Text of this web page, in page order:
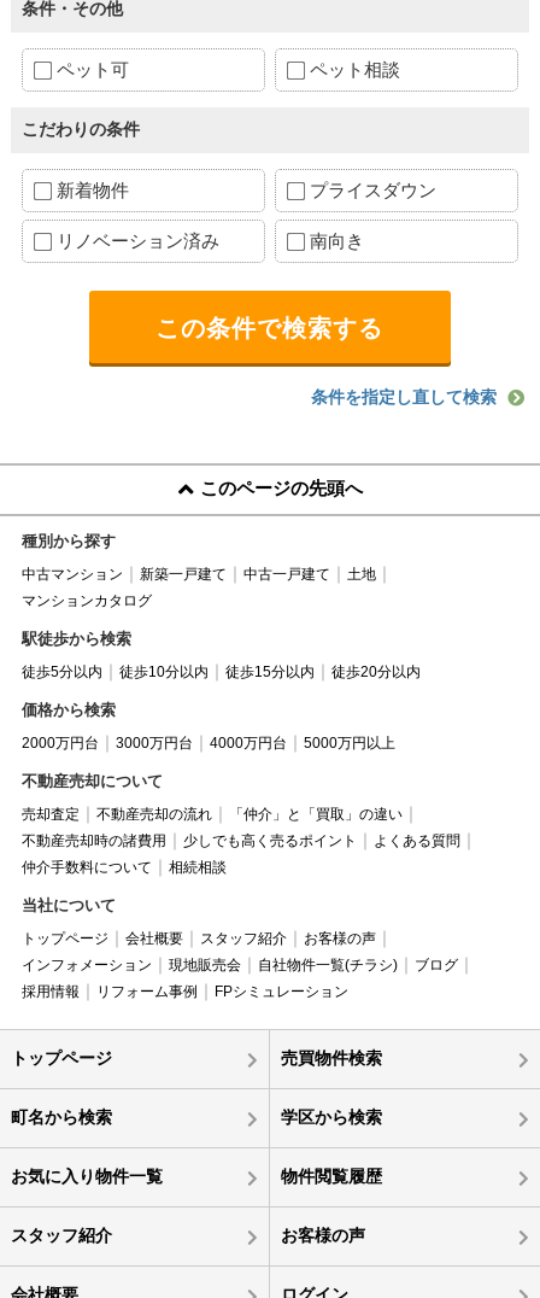
条件・その他
ペット可 ペット相談
こだわりの条件
新着物件 プライスダウン
リノベーション済み 南向き
条件を指定し直して検索
このページの先頭へ
種別から探す
中古マンション 新築一戸建て 中古一戸建て
土地
マンションカタログ
駅徒歩から検索
徒歩5分以内 徒歩10分以内 徒歩15分以内 徒歩20分以内
価格から検索
2000万円台 3000万円台 4000万円台 5000万円以上
不動産売却について
売却査定 不動産売却の流れ
「仲介」と「買取」の違い
不動産売却時の諸費用
少しでも高く売るポイント
よくある質問
仲介手数料について
相続相談
当社について
トップページ 会社概要 スタッフ紹介
お客様の声
インフォメーション
現地販売会 自社物件一覧(チラシ)
ブログ
採用情報
リフォーム事例 FPシミュレーション
トップページ 売買物件検索
町名から検索 学区から検索
お気に入り物件一覧 物件閲覧履歴
スタッフ紹介 お客様の声